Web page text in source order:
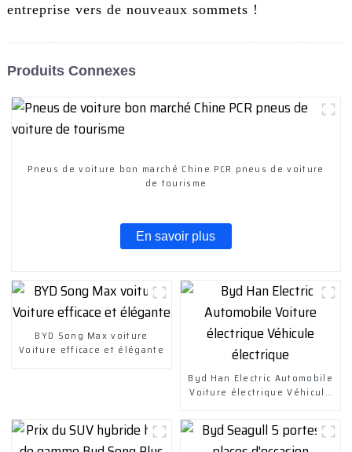
entreprise vers de nouveaux sommets !
Produits Connexes
Pneus de voiture bon marché Chine PCR pneus de voiture
de tourisme
En savoir plus
BYD Song Max voiture
Voiture efficace et élégante
Byd Han Electric Automobile
Voiture électrique Véhicule